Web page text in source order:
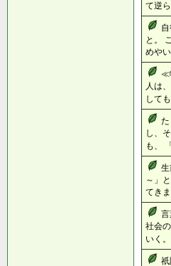
て逆
と。
めや
≪
人は
して
し、
も、
～」
てき
社会
いく